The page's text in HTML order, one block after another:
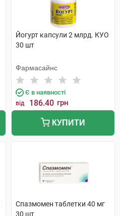
Йогурт капсули 2 млрд. КУО
30 шт
Фармасайнс
Є в наявності
від 186.40 грн
КУПИТИ
Спазмомен таблетки 40 мг
30 шт